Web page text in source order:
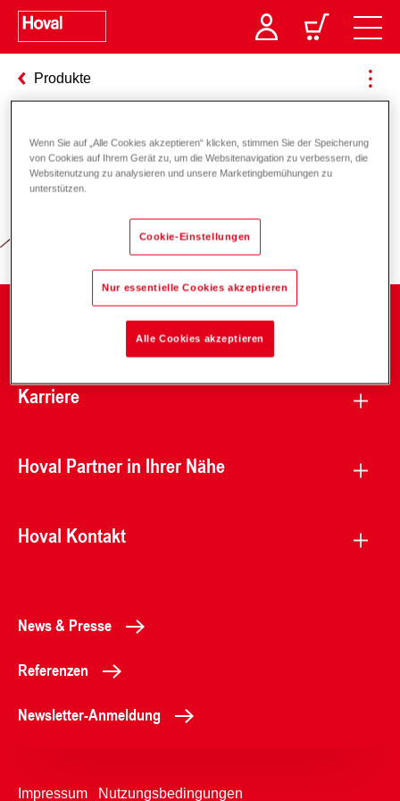
Produkte
Verantwortung für Energie und
Karriere
Hoval Partner in Ihrer Nähe
Hoval Kontakt
News & Presse
Referenzen
Newsletter-Anmeldung
Impressum Nutzungsbedingungen
Wenn Sie auf „Alle Cookies akzeptieren“ klicken, stimmen Sie der Speicherung
von Cookies auf Ihrem Gerät zu, um die Websitenavigation zu verbessern, die
Websitenutzung zu analysieren und unsere Marketingbemühungen zu
unterstützen.
Cookie-Einstellungen
Nur essentielle Cookies akzeptieren
Alle Cookies akzeptieren